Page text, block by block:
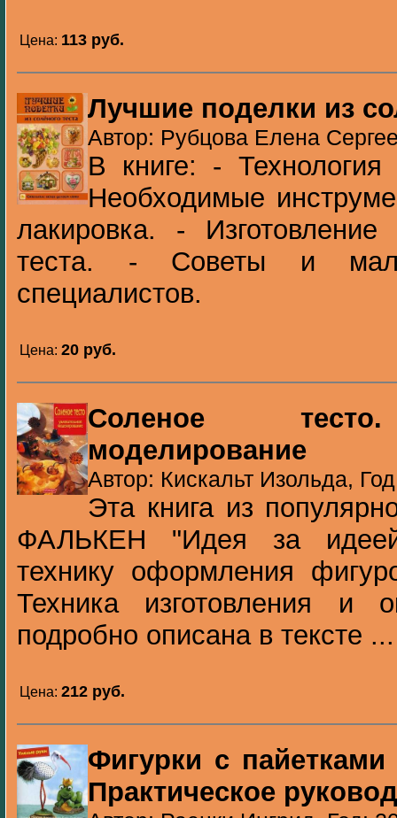
Цена: 113 pуб.
Лучшие поделки из
Автор: Рубцова Елена
В книге: - Технология
Необходимые
лакировка. -
теста. - Советы и
специалистов.
Цена: 20 pуб.
Соленое тесто.
моделирование
Автор: Кискальт Изольда,
Эта книга из
ФАЛЬКЕН "Идея за
технику оформления
Техника изготовления и
подробно описана в тексте ...
Цена: 212 pуб.
Фигурки с
Практическое